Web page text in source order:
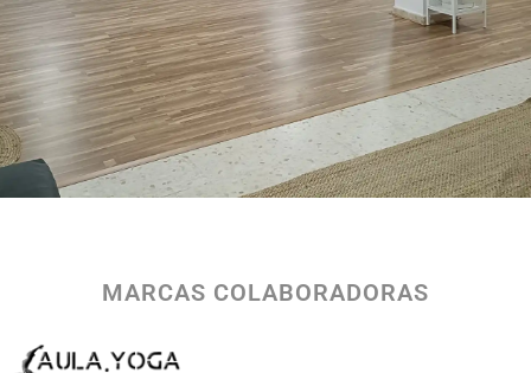
MARCAS COLABORADORAS